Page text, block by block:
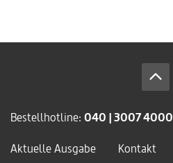
Bestellhotline: 040 | 3007 4000
Aktuelle Ausgabe
Kontakt